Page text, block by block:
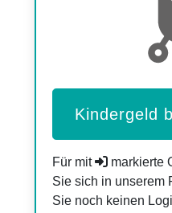
Kindergeld
Für mit
markierte
Sie sich in unserem
Sie noch keinen